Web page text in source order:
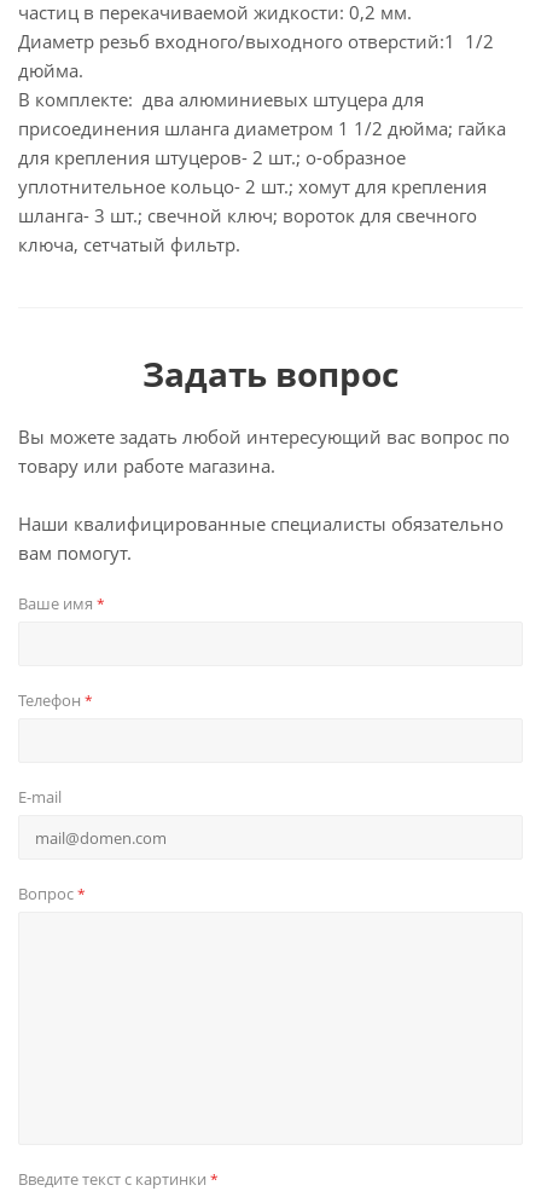
частиц в перекачиваемой жидкости: 0,2 мм.
Диаметр резьб входного/выходного отверстий:1 1/2
дюйма.
В комплекте: два алюминиевых штуцера для
присоединения шланга диаметром 1 1/2 дюйма; гайка
для крепления штуцеров- 2 шт.; о-образное
уплотнительное кольцо- 2 шт.; хомут для крепления
шланга- 3 шт.; свечной ключ; вороток для свечного
ключа, сетчатый фильтр.
Задать вопрос
Вы можете задать любой интересующий вас вопрос по
товару или работе магазина.
Наши квалифицированные специалисты обязательно
вам помогут.
Ваше имя *
Телефон *
E-mail
Вопрос*
Введите текст с картинки *